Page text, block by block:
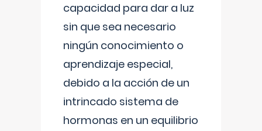
capacidad para dar a luz
sin que sea necesario
ningún conocimiento o
aprendizaje especial,
debido a la acción de un
intrincado sistema de
hormonas en un equilibrio